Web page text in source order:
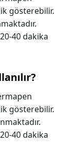
gösterebilir.
40 dakika
gösterebilir.
40 dakika